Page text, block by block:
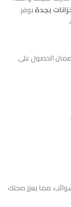
بجدةيوفر
الحصول على
مما يعزز صحتك